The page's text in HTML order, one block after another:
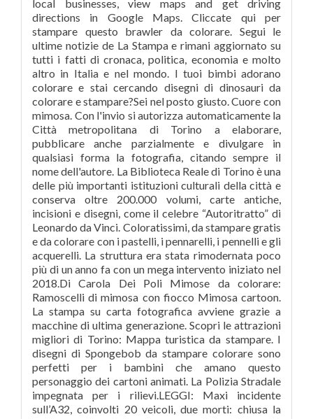
local businesses, view maps and get driving
directions in Google Maps. Cliccate qui per
stampare questo brawler da colorare. Segui le
ultime notizie de La Stampa e rimani aggiornato su
tutti i fatti di cronaca, politica, economia e molto
altro in Italia e nel mondo. I tuoi bimbi adorano
colorare e stai cercando disegni di dinosauri da
colorare e stampare?Sei nel posto giusto. Cuore con
mimosa. Con l'invio si autorizza automaticamente la
Città metropolitana di Torino a elaborare,
pubblicare anche parzialmente e divulgare in
qualsiasi forma la fotografia, citando sempre il
nome dell'autore. La Biblioteca Reale di Torino è una
delle più importanti istituzioni culturali della città e
conserva oltre 200.000 volumi, carte antiche,
incisioni e disegni, come il celebre “Autoritratto” di
Leonardo da Vinci. Coloratissimi, da stampare gratis
e da colorare con i pastelli, i pennarelli, i pennelli e gli
acquerelli. La struttura era stata rimodernata poco
più di un anno fa con un mega intervento iniziato nel
2018.Di Carola Dei Poli Mimose da colorare:
Ramoscelli di mimosa con fiocco Mimosa cartoon.
La stampa su carta fotografica avviene grazie a
macchine di ultima generazione. Scopri le attrazioni
migliori di Torino: Mappa turistica da stampare. I
disegni di Spongebob da stampare colorare sono
perfetti per i bambini che amano questo
personaggio dei cartoni animati. La Polizia Stradale
impegnata per i rilievi.LEGGI: Maxi incidente
sull’A32, coinvolti 20 veicoli, due morti: chiusa la